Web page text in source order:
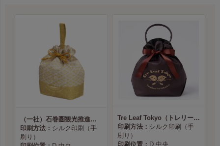
（一社）石巻圏観光推進機構様
印刷方法： シルク印刷（手
刷り）
Tre Leaf Tokyo（トレリーフ東京） 様
印刷方法： シルク印刷（手
刷り）